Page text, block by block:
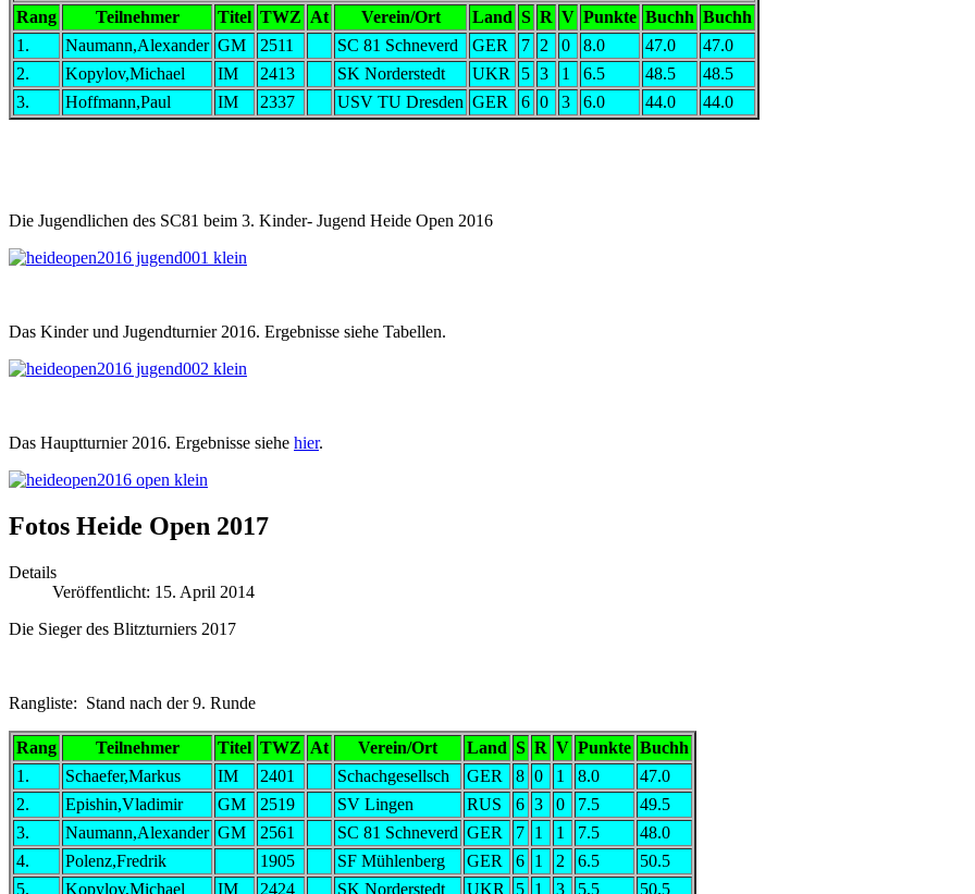
Rang Teilnehmer Titel TWZ At Verein/Ort Land S R V Punkte Buchh Buchh
1.
Naumann,Alexander GM 2511 SC 81 Schneverd GER 7 2 0 8.0 47.0
47.0
2.
Kopylov,Michael IM 2413 SK Norderstedt UKR 5 3 1 6.5 48.5
48.5
3.
Hoffmann,Paul IM 2337 USV TU Dresden GER 6 0 3 6.0 44.0 44.0
Die Jugendlichen des SC81 beim 3. Kinder- Jugend Heide Open 2016
Das Kinder und Jugendturnier 2016. Ergebnisse siehe Tabellen.
Das Hauptturnier 2016. Ergebnisse siehe hier.
Fotos Heide Open 2017
Details
Veröffentlicht: 15. April 2014
Die Sieger des Blitzturniers 2017
Rangliste: Stand nach der 9. Runde
Rang Teilnehmer Titel TWZ At Verein/Ort Land S R V Punkte Buchh
1.
Schaefer,Markus IM 2401 Schachgesellsch GER 8 0 1 8.0
47.0
2.
Epishin,Vladimir GM 2519 SV Lingen RUS 6 3 0 7.5
49.5
3.
Naumann,Alexander GM 2561 SC 81 Schneverd GER 7 1 1 7.5
48.0
4.
Polenz,Fredrik 1905 SF Mühlenberg GER 6 1 2 6.5
50.5
5.
Kopylov,Michael IM 2424 SK Norderstedt UKR 5 1 3 5.5 50.5